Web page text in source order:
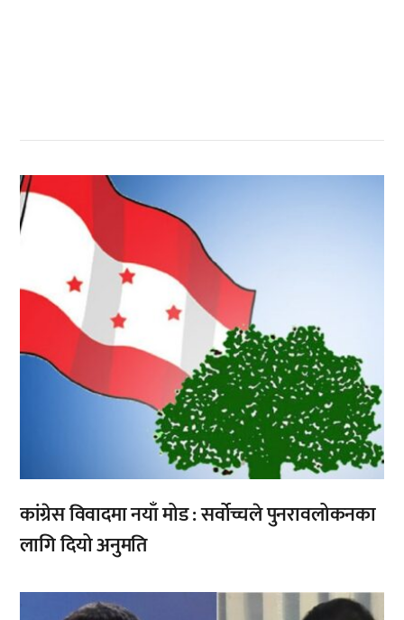
,
कांग्रेस विवादमा नयाँ मोड : सर्वोच्चले पुनरावलोकनका
लागि दियो अनुमति